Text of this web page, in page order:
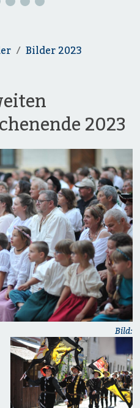
Bilder 2023
2023
Bild: